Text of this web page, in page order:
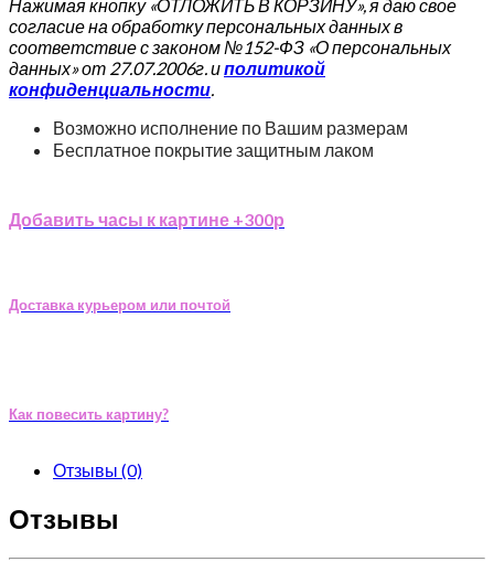
Нажимая кнопку «ОТЛОЖИТЬ В КОРЗИНУ», я даю свое
согласие на обработку персональных данных в
соответствие с законом №152-ФЗ «О персональных
данных» от 27.07.2006г. иполитикой
конфиденциальности.
Возможно исполнение по Вашим размерам
Бесплатное покрытие защитным лаком
Добавить часы к картине +300р
Доставка курьером или почтой
Как повесить картину?
Отзывы (0)
Отзывы